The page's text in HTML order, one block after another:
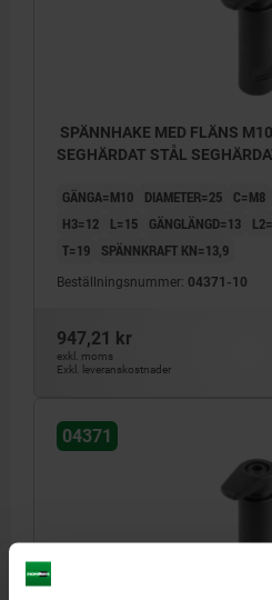
SPÄNNHAKE MED FLÄNS
SEGHÄRDAT STÅL
GÄNGA=M10 DIAMETER=25 C=M8
H3=12
L=15 GÄNGLÄNGD=13
T=19
SPÄNNKRAFT KN=13,9
Beställningsnummer: 04371-10
947,21 kr
exkl. moms
Exkl. leveranskostnader
04371